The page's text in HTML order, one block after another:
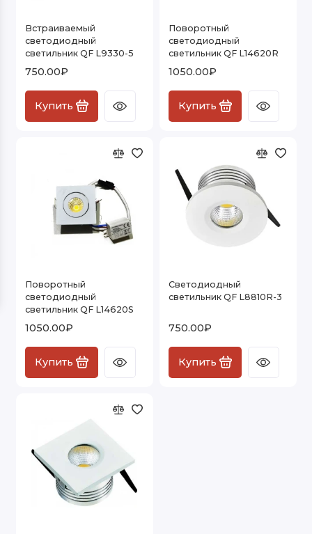
Мощные светодиодный точечные
светильники
(MR16)
Точечные светильники с цоколем GX53
Встраиваемый
светодиодный
светильник QF L9330-5
750.00₽
Купить
Поворотный
светодиодный
светильник QF L14620R
1050.00₽
Купить
Поворотный
светодиодный
светильник QF L14620S
1050.00₽
Купить
Светодиодный
светильник QF L8810R-3
750.00₽
Купить